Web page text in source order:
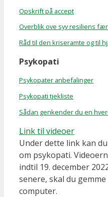
Opskrift på accept
Overblik ove syv resiliens
Råd til den kriseramte og til
Psykopati
Psykopater anbefalinger
Psykopati tjekliste
Sådan genkender du en
Link til videoer
Under dette link kan
om psykopati.
indtil 19. december
senere, skal du
computer.